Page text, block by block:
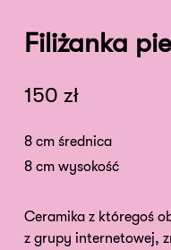
Filiżanka
150 zł
8 cm średnica
8 cm wysokość
Ceramika z któregoś
z grupy internetowej,